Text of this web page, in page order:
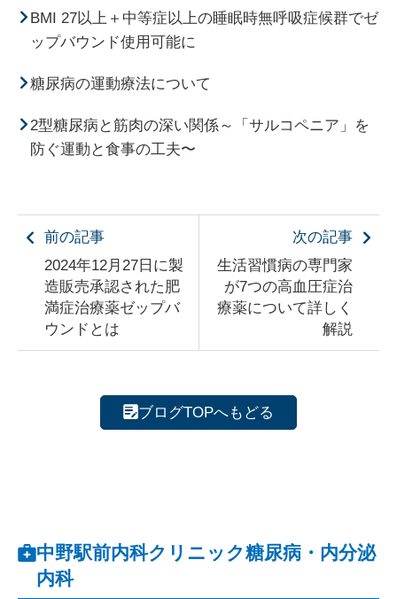
BMI 27以上＋中等症以上の睡眠時無呼吸症候群でゼ
ップバウンド使用可能に
糖尿病の運動療法について
2型糖尿病と筋肉の深い関係～「サルコペニア」を
防ぐ運動と食事の工夫〜
前の記事
2024年12月27日に製
造販売承認された肥
満症治療薬ゼップバ
ウンドとは
次の記事
生活習慣病の専門家
が7つの高血圧症治
療薬について詳しく
解説
ブログTOPへもどる
中野駅前内科クリニック糖尿病・内分泌
内科